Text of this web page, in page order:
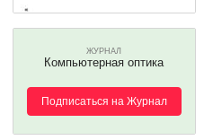
ЖУРНАЛ
Компьютерная оптика
Подписаться на Журнал